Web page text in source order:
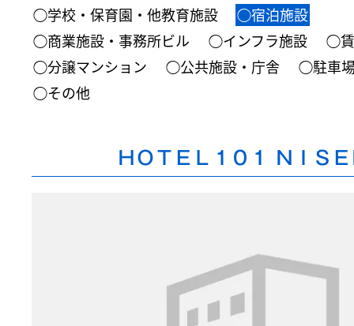
◯学校・保育園・他教育施設
◯宿泊施設
◯商業施設・事務所ビル
◯インフラ施設
◯賃
◯分譲マンション
◯公共施設・庁舎
◯駐車
◯その他
ＨＯＴＥＬ１０１ ＮＩＳ